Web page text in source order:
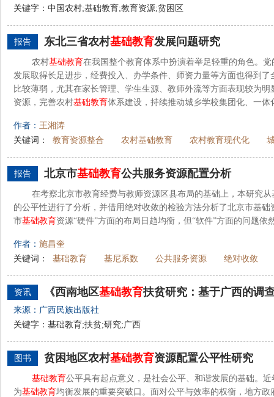
关键字：中国农村;基础教育;教育资源;贫困区
报告 东北三省农村基础教育发展问题研究
农村基础教育在我国整个教育体系中扮演着举足轻重的角色。
发展取得长足进步，经费投入、办学条件、师资力量等方面也得到了
比较薄弱，尤其在家长管理、学生生源、教师外流等方面表现较为
资源，完善农村基础教育体系建设，持续推动城乡学校集团化、一
作者： 王湘涛
关键词：
教育资源整合 农村基础教育 农村教育现代化
报告 北京市基础教育公共服务资源配置分析
在考察北京市教育经费与教师资源区县布局的基础上，本研究
的公平性进行了分析，并借用绝对收敛的检验方法分析了北京市基
市基础教育资源“硬件”方面的布局日趋均衡，但“软件”方面的问题依
作者： 施昌奎
关键词：
基础教育 基尼系数 公共服务资源 绝对收敛
资讯 《西南地区基础教育扶贫研究：基于广西的调
来源：广西民族出版社
关键字：基础教育;扶贫;研究;广西
图书 贫困地区农村基础教育资源配置公平性研究
基础教育公平具有起点意义，是社会公平、和谐发展的基础。
为基础教育均衡发展的重要突破口。面对公平与效率的权衡，地方